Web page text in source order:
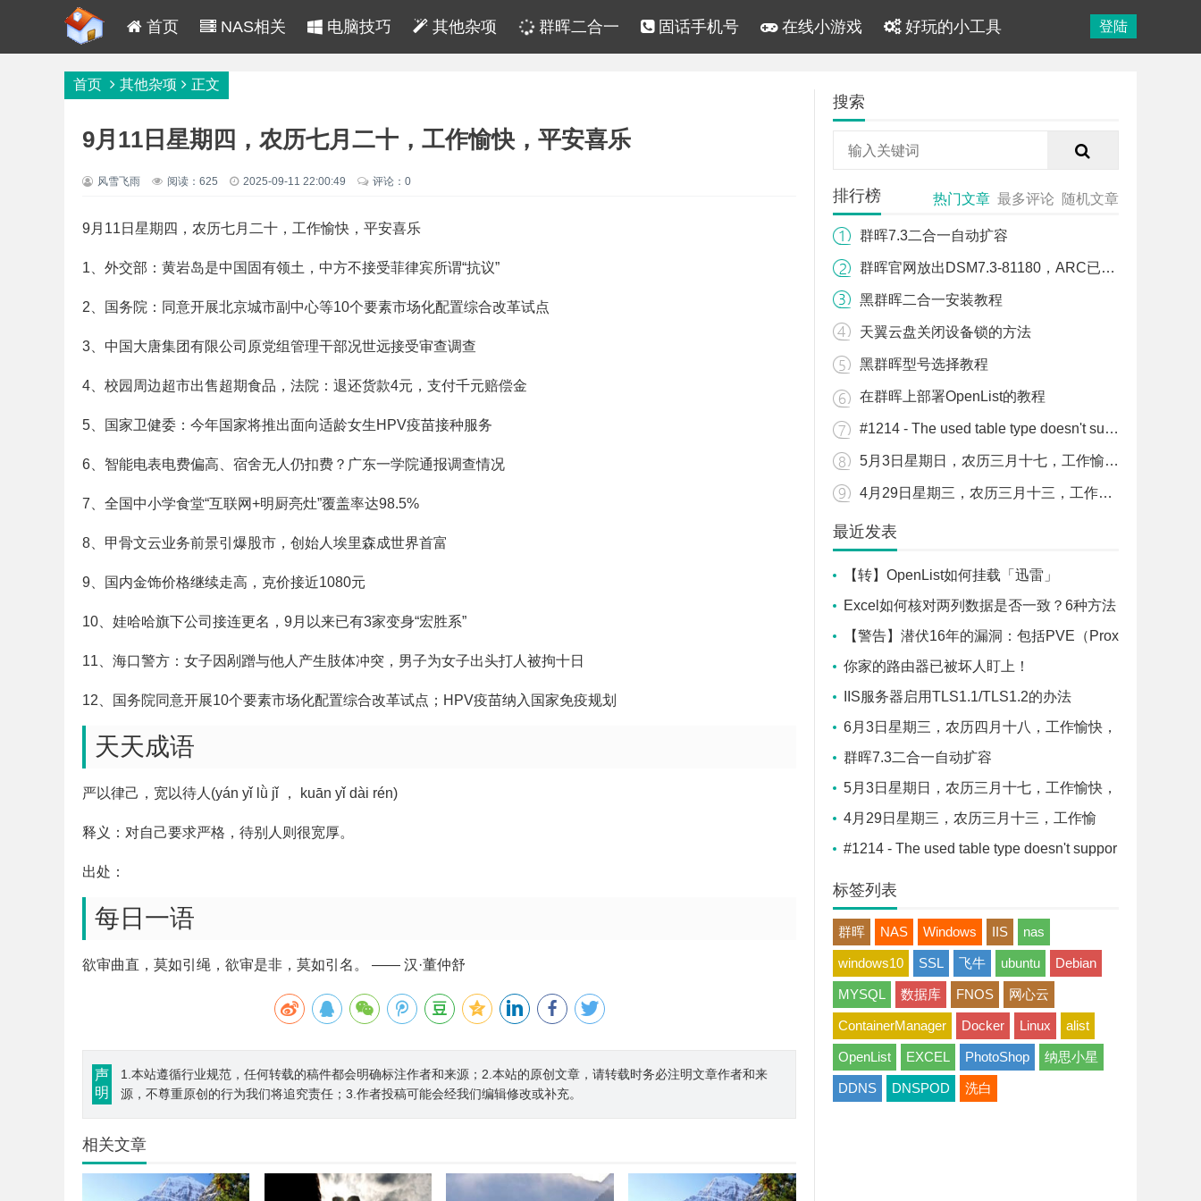
首页 NAS相关 电脑技巧 其他杂项 群晖二合一 固话手机号 在线小游戏 好玩的小工具 登陆
首页 其他杂项 正文
9月11日星期四，农历七月二十，工作愉快，平安喜乐
风雪飞雨 阅读：625 2025-09-11 22:00:49 评论：0
9月11日星期四，农历七月二十，工作愉快，平安喜乐
1、外交部：黄岩岛是中国固有领土，中方不接受菲律宾所谓“抗议”
2、国务院：同意开展北京城市副中心等10个要素市场化配置综合改革试点
3、中国大唐集团有限公司原党组管理干部况世远接受审查调查
4、校园周边超市出售超期食品，法院：退还货款4元，支付千元赔偿金
5、国家卫健委：今年国家将推出面向适龄女生HPV疫苗接种服务
6、智能电表电费偏高、宿舍无人仍扣费？广东一学院通报调查情况
7、全国中小学食堂“互联网+明厨亮灶”覆盖率达98.5%
8、甲骨文云业务前景引爆股市，创始人埃里森成世界首富
9、国内金饰价格继续走高，克价接近1080元
10、娃哈哈旗下公司接连更名，9月以来已有3家变身“宏胜系”
11、海口警方：女子因剐蹭与他人产生肢体冲突，男子为女子出头打人被拘十日
12、国务院同意开展10个要素市场化配置综合改革试点；HPV疫苗纳入国家免疫规划
天天成语
严以律己，宽以待人(yán yǐ lǜ jǐ ， kuān yǐ dài rén)
释义：对自己要求严格，待别人则很宽厚。
出处：
每日一语
欲审曲直，莫如引绳，欲审是非，莫如引名。 —— 汉·董仲舒
声
明
1.本站遵循行业规范，任何转载的稿件都会明确标注作者和来源；2.本站的原创文章，请转载时务必注明文章作者和来
源，不尊重原创的行为我们将追究责任；3.作者投稿可能会经我们编辑修改或补充。
相关文章
搜索
排行榜 热门文章 最多评论 随机文章
群晖7.3二合一自动扩容
群晖官网放出DSM7.3-81180，ARC已可以引导
黑群晖二合一安装教程
天翼云盘关闭设备锁的方法
黑群晖型号选择教程
在群晖上部署OpenList的教程
#1214 - The used table type doesn't support FULLTEXT indexes解决办法
5月3日星期日，农历三月十七，工作愉快，平安喜乐
4月29日星期三，农历三月十三，工作愉快，平安喜乐
最近发表
【转】OpenList如何挂载「迅雷」
Excel如何核对两列数据是否一致？6种方法
任你选
【警告】潜伏16年的漏洞：包括PVE（Prox
mox VE）在内所有KVM平台，一个虚拟机就
能搞崩整台物理服务器！
你家的路由器已被坏人盯上！
IIS服务器启用TLS1.1/TLS1.2的办法
6月3日星期三，农历四月十八，工作愉快，
平安喜乐
群晖7.3二合一自动扩容
5月3日星期日，农历三月十七，工作愉快，
平安喜乐
4月29日星期三，农历三月十三，工作愉
快，平安喜乐
#1214 - The used table type doesn't suppor
t FULLTEXT indexes解决办法
标签列表
群晖 NAS Windows IIS nas
windows10 SSL 飞牛 ubuntu Debian
MYSQL 数据库 FNOS 网心云
ContainerManager Docker Linux alist
OpenList EXCEL PhotoShop 纳思小星
DDNS DNSPOD 洗白